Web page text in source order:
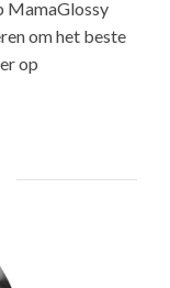
MamaGlossy
om het beste
op